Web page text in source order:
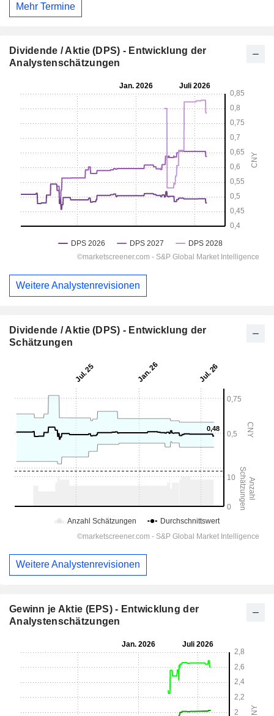
Mehr Termine
Dividende / Aktie (DPS) - Entwicklung der
Analystenschätzungen
Weitere Analystenrevisionen
Dividende / Aktie (DPS) - Entwicklung der
Schätzungen
Weitere Analystenrevisionen
Gewinn je Aktie (EPS) - Entwicklung der
Analystenschätzungen